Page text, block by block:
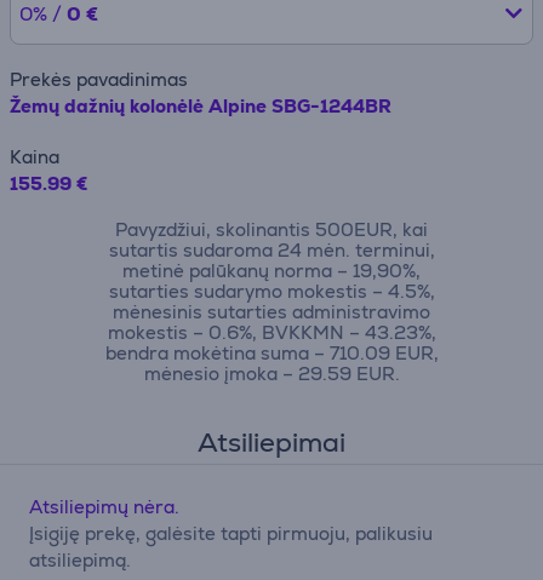
0% / 0 €
Prekės pavadinimas
Žemų dažnių kolonėlė Alpine SBG-1244BR
Kaina
155.99 €
Pavyzdžiui, skolinantis 500EUR, kai
sutartis sudaroma 24 mėn. terminui,
metinė palūkanų norma – 19,90%,
sutarties sudarymo mokestis – 4.5%,
mėnesinis sutarties administravimo
mokestis – 0.6%, BVKKMN – 43.23%,
bendra mokėtina suma – 710.09 EUR,
mėnesio įmoka – 29.59 EUR.
Atsiliepimai
Atsiliepimų nėra.
Įsigiję prekę, galėsite tapti pirmuoju, palikusiu
atsiliepimą.